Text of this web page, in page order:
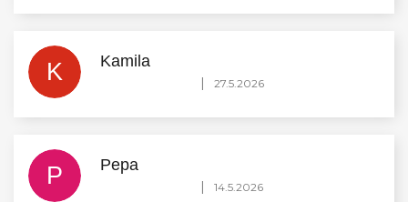
K Kamila
Hodnocení obchodu je 5 z 5 hvězdiček.
| 27.5.2026
P Pepa
Hodnocení obchodu je 5 z 5 hvězdiček.
| 14.5.2026